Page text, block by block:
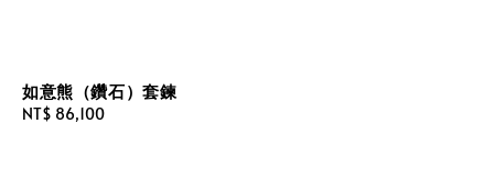
如意熊（鑽石）套鍊
Regular
NT$ 86,100